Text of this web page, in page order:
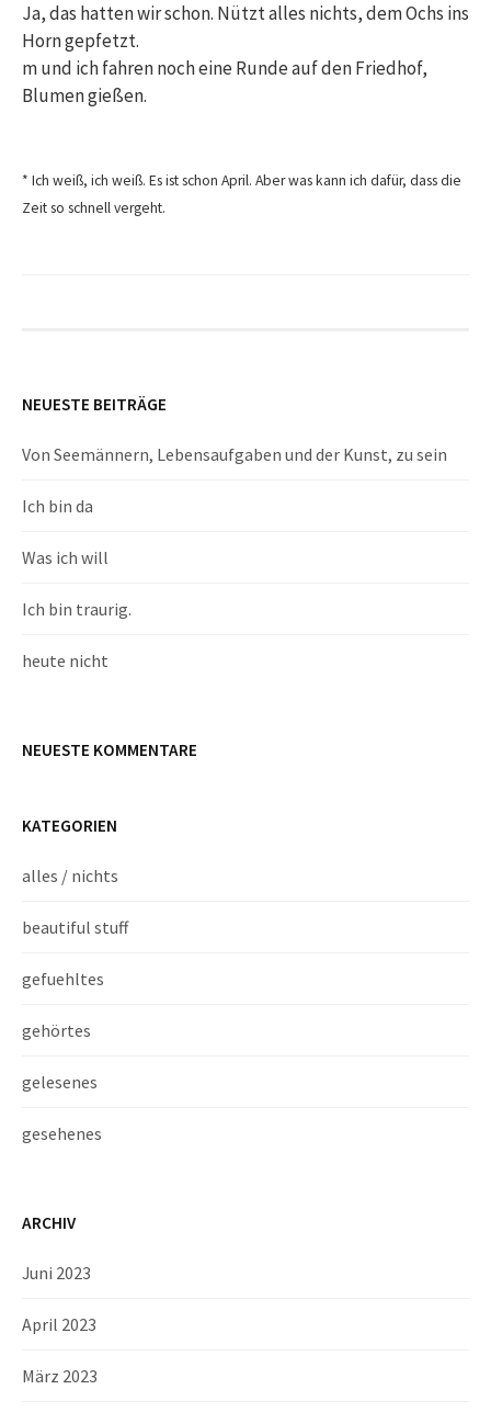
Ja, das hatten wir schon. Nützt alles nichts, dem Ochs ins
Horn gepfetzt.
m und ich fahren noch eine Runde auf den Friedhof,
Blumen gießen.
* Ich weiß, ich weiß. Es ist schon April. Aber was kann ich dafür, dass die
Zeit so schnell vergeht.
NEUESTE BEITRÄGE
Von Seemännern, Lebensaufgaben und der Kunst, zu sein
Ich bin da
Was ich will
Ich bin traurig.
heute nicht
NEUESTE KOMMENTARE
KATEGORIEN
alles / nichts
beautiful stuff
gefuehltes
gehörtes
gelesenes
gesehenes
ARCHIV
Juni 2023
April 2023
März 2023